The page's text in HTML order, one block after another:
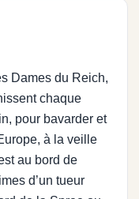
Dames du Reich,
chaque
pour bavarder et
à la veille
au bord de
d’un tueur